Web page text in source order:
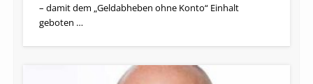
– damit dem „Geld­ab­heben ohne Konto“ Einhalt
geboten …